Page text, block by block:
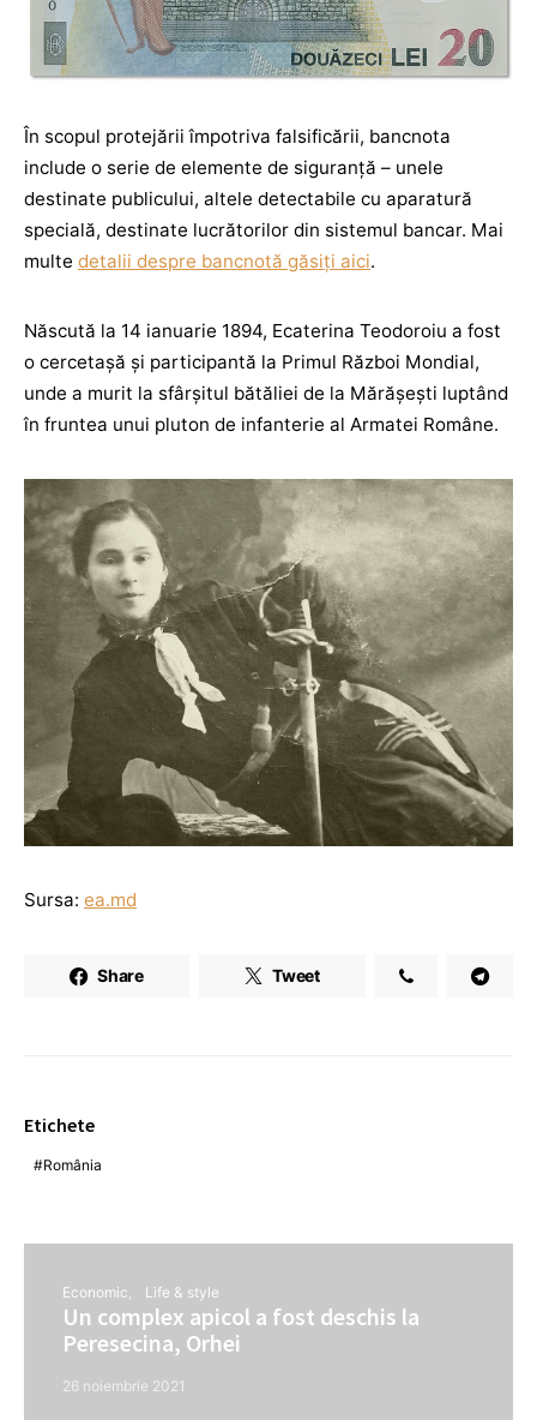
În scopul protejării împotriva falsificării, bancnota
include o serie de elemente de siguranță – unele
destinate publicului, altele detectabile cu aparatură
specială, destinate lucrătorilor din sistemul bancar. Mai
multe detalii despre bancnotă găsiți aici.
Născută la 14 ianuarie 1894, Ecaterina Teodoroiu a fost
o cercetașă și participantă la Primul Război Mondial,
unde a murit la sfârșitul bătăliei de la Mărășești luptând
în fruntea unui pluton de infanterie al Armatei Române.
Sursa: ea.md
Share Tweet
Etichete
România
Economic Life & style
Un complex apicol a fost deschis la
Peresecina, Orhei
26 noiembrie 2021